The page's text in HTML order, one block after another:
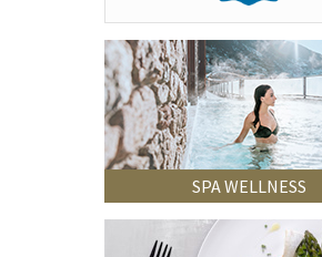
SPA WELLNESS